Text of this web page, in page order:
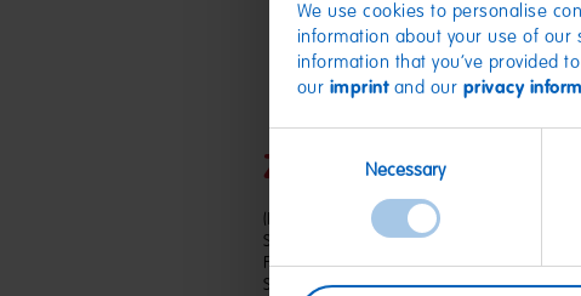
We use cookies to personalise
information about your use of
information that you’ve provided
our imprintand our privacy
Selection
Necessary
Zutaten
(D) Fruchtgummi | Zutaten: Glukosesirup;
Säuerungsmittel: Citronensäure, Äpfelsäure;
Frucht- und Pflanzenkonzentrate: Karotte,
Schwarze Johannisbeere, Hibiskus, Orange,